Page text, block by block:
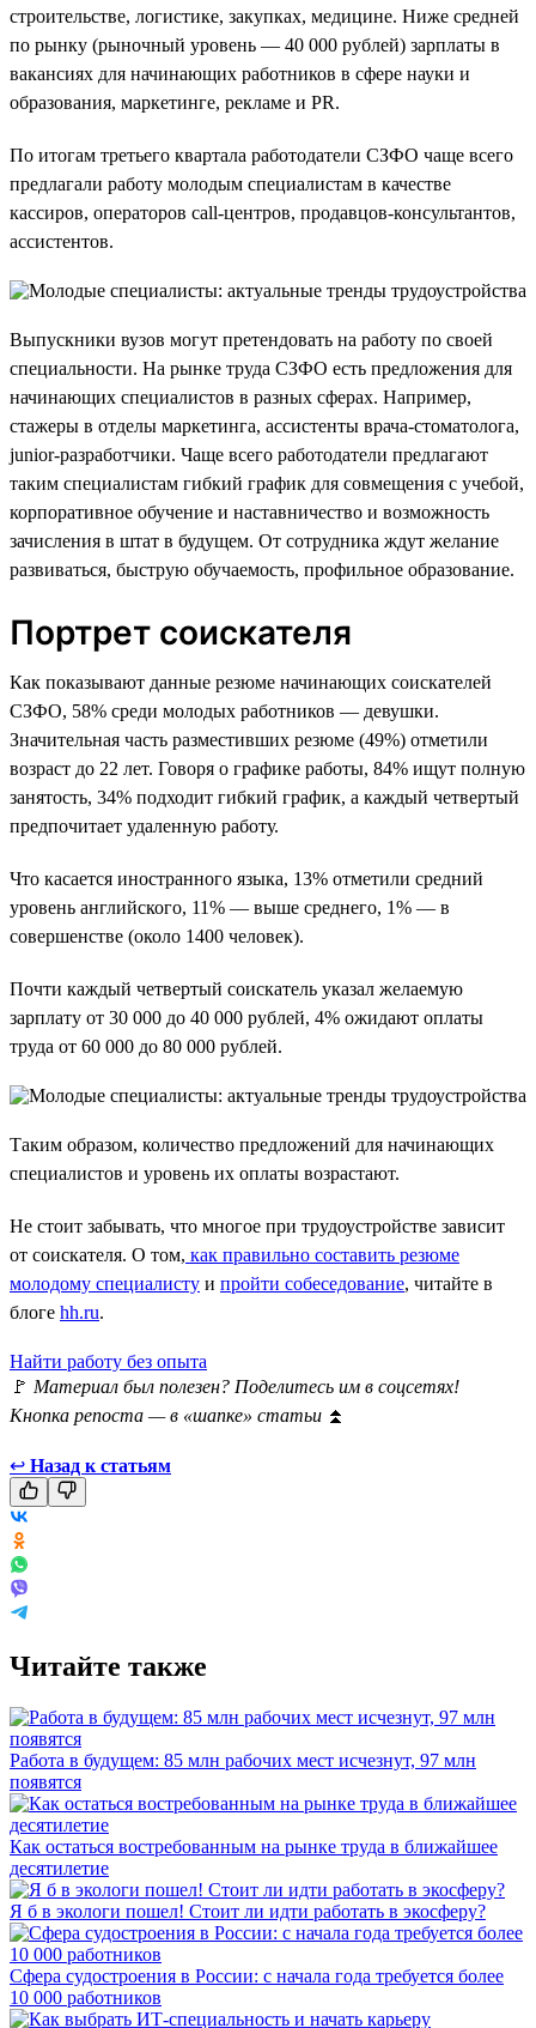
строительстве, логистике, закупках, медицине. Ниже средней
по рынку (рыночный уровень — 40 000 рублей) зарплаты в
вакансиях для начинающих работников в сфере науки и
образования, маркетинге, рекламе и PR.
По итогам третьего квартала работодатели СЗФО чаще всего
предлагали работу молодым специалистам в качестве
кассиров, операторов call-центров, продавцов-консультантов,
ассистентов.
Выпускники вузов могут претендовать на работу по своей
специальности. На рынке труда СЗФО есть предложения для
начинающих специалистов в разных сферах. Например,
стажеры в отделы маркетинга, ассистенты врача-стоматолога,
junior-разработчики. Чаще всего работодатели предлагают
таким специалистам гибкий график для совмещения с учебой,
корпоративное обучение и наставничество и возможность
зачисления в штат в будущем. От сотрудника ждут желание
развиваться, быструю обучаемость, профильное образование.
Портрет соискателя
Как показывают данные резюме начинающих соискателей
СЗФО, 58% среди молодых работников — девушки.
Значительная часть разместивших резюме (49%) отметили
возраст до 22 лет. Говоря о графике работы, 84% ищут полную
занятость, 34% подходит гибкий график, а каждый четвертый
предпочитает удаленную работу.
Что касается иностранного языка, 13% отметили средний
уровень английского, 11% — выше среднего, 1% — в
совершенстве (около 1400 человек).
Почти каждый четвертый соискатель указал желаемую
зарплату от 30 000 до 40 000 рублей, 4% ожидают оплаты
труда от 60 000 до 80 000 рублей.
Таким образом, количество предложений для начинающих
специалистов и уровень их оплаты возрастают.
Не стоит забывать, что многое при трудоустройстве зависит
от соискателя. О том, как правильно составить резюме
молодому специалисту и пройти собеседование, читайте в
блоге hh.ru.
Найти работу без опыта
🚩 Материал был полезен? Поделитесь им в соцсетях!
Кнопка репоста — в «шапке» статьи ⏫
↩ Назад к статьям
Читайте также
Работа в будущем: 85 млн рабочих мест исчезнут, 97 млн
появятся
Как остаться востребованным на рынке труда в ближайшее
десятилетие
Я б в экологи пошел! Стоит ли идти работать в экосферу?
Сфера судостроения в России: с начала года требуется более
10 000 работников